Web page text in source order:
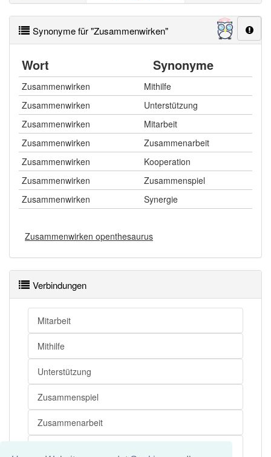
Häufigkeit: 4 von 10
Wörter mit Endung -zusammenwirken
einem anderen Artikeldas: 0
93% unserer Spielapp-Nutzer haben den Artikel
korrekt erraten.
Synonyme für "Zusammenwirken"
Wort Synonyme
Zusammenwirken
Mithilfe
Zusammenwirken
Unterstützung
Zusammenwirken
Mitarbeit
Zusammenwirken
Zusammenarbeit
Zusammenwirken
Kooperation
Zusammenwirken
Zusammenspiel
Zusammenwirken
Synergie
Zusammenwirken openthesaurus
Verbindungen
Mitarbeit
Mithilfe
Unterstützung
Zusammenspiel
Zusammenarbeit